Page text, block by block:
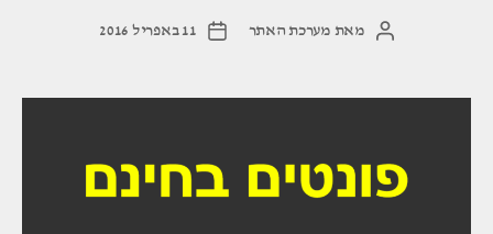
המחבר
מאת מערכת האתר
תאריך
11 באפריל 2016